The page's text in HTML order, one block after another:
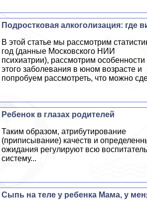
Подростковая алкоголизация: где
В этой статье мы рассмотрим
год (данные Московского НИИ
психиатрии), рассмотрим особенности
этого заболевания в юном возрасте и
попробуем рассмотреть, что можно
Ребенок в глазах родителей
Таким образом, атрибутирование
(приписывание) качеств и
ожидания регулируют всю
систему...
Сыпь на теле у ребенка Мама, у